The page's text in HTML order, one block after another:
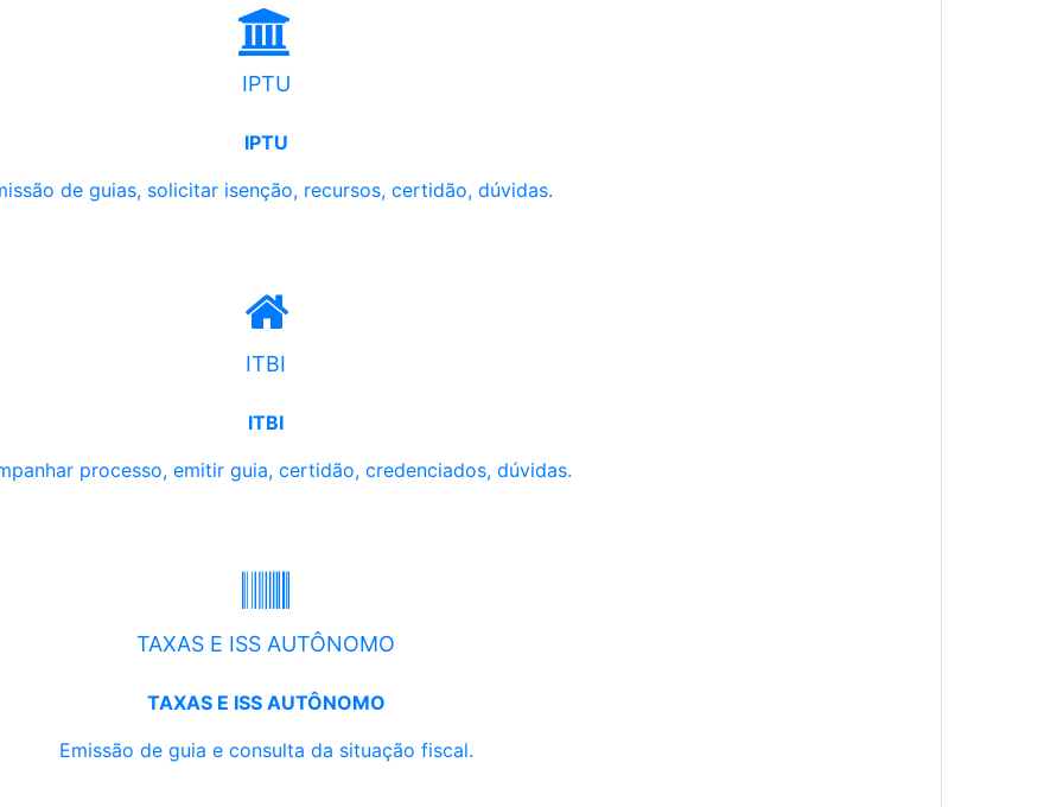
IPTU
IPTU
de guias, solicitar isenção, recursos, certidão, dúvidas.
ITBI
ITBI
processo, emitir guia, certidão, credenciados, dúvidas.
TAXAS E ISS AUTÔNOMO
TAXAS E ISS AUTÔNOMO
Emissão de guia e consulta da situação fiscal.